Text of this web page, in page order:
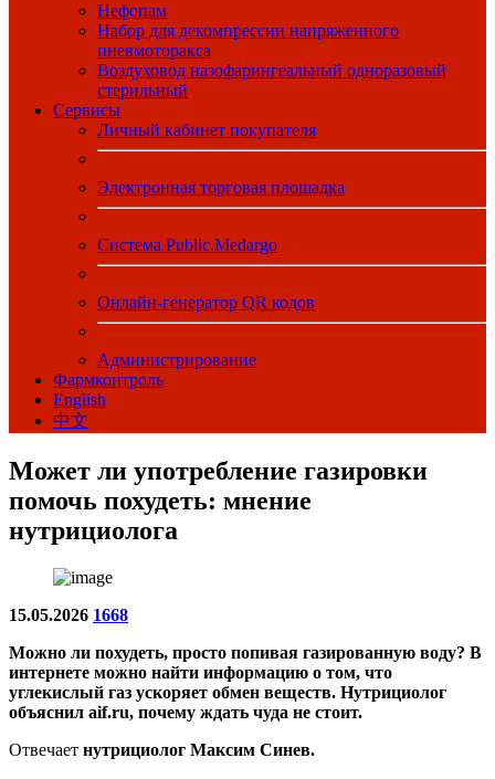
Нефопам
Набор для декомпрессии напряженного
пневмоторакса
Воздуховод назофарингеальный одноразовый
стерильный
Сервисы
Личный кабинет покупателя
Электронная торговая площадка
Система Public.Medargo
Онлайн-генератор QR кодов
Администрирование
Фармконтроль
English
中文
Может ли употребление газировки
помочь похудеть: мнение
нутрициолога
15.05.2026 1668
Можно ли похудеть, просто попивая газированную воду? В
интернете можно найти информацию о том, что
углекислый газ ускоряет обмен веществ. Нутрициолог
объяснил aif.ru, почему ждать чуда не стоит.
Отвечает нутрициолог Максим Синев.